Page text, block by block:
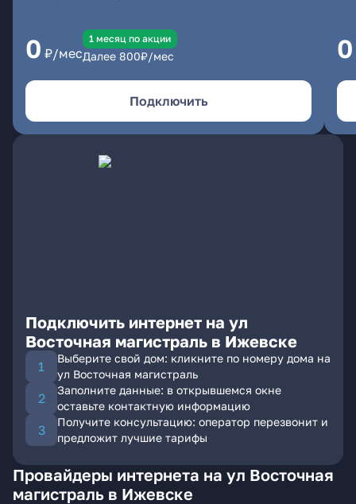
0 ₽/мес
1 месяц по акции
Далее 800₽/мес
Подключить
0
Подключить интернет на ул
Восточная магистраль в Ижевске
Выберите свой дом: кликните по номеру дома на
ул Восточная магистраль
Заполните данные: в открывшемся окне
оставьте контактную информацию
Получите консультацию: оператор перезвонит и
предложит лучшие тарифы
Провайдеры интернета на ул Восточная
магистраль в Ижевске